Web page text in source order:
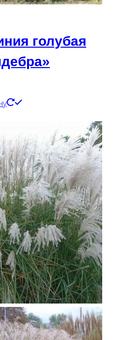
голубая